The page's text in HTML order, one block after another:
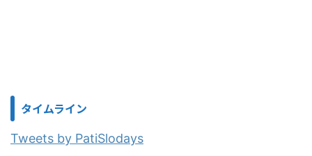
タイムライン
Tweets by PatiSlodays